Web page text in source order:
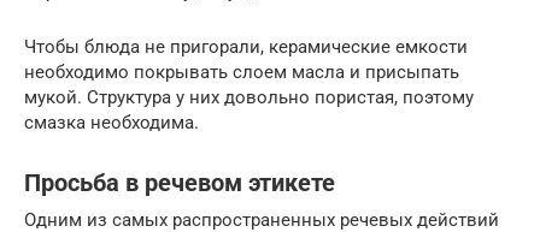
Чтобы блюда не пригорали, керамические емкости
необходимо покрывать слоем масла и присыпать
мукой. Структура у них довольно пористая, поэтому
смазка необходима.
Просьба в речевом этикете
Одним из самых распространенных речевых действий